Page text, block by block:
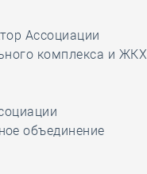
Ассоциации
комплекса и ЖКХ
объединение